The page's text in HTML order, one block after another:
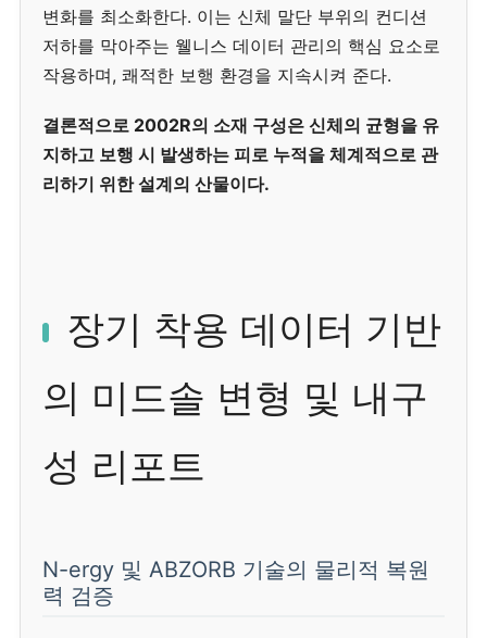
변화를 최소화한다. 이는 신체 말단 부위의 컨디션
저하를 막아주는 웰니스 데이터 관리의 핵심 요소로
작용하며, 쾌적한 보행 환경을 지속시켜 준다.
결론적으로 2002R의 소재 구성은 신체의 균형을 유
지하고 보행 시 발생하는 피로 누적을 체계적으로 관
리하기 위한 설계의 산물이다.
장기 착용 데이터 기반
의 미드솔 변형 및 내구
성 리포트
N-ergy 및 ABZORB 기술의 물리적 복원
력 검증